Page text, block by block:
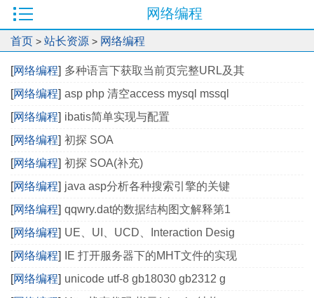
网络编程
首页 > 站长资源 > 网络编程
[网络编程] 多种语言下获取当前页完整URL及其
[网络编程] asp php 清空access mysql mssql
[网络编程] ibatis简单实现与配置
[网络编程] 初探 SOA
[网络编程] 初探 SOA(补充)
[网络编程] java asp分析各种搜索引擎的关键
[网络编程] qqwry.dat的数据结构图文解释第1
[网络编程] UE、UI、UCD、Interaction Desig
[网络编程]
IE 打开服务器下的MHT文件的实现
[网络编程] unicode utf-8 gb18030 gb2312 g